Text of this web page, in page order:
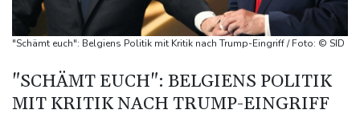
Württemberg
Selenskyj warnt in Belgrad vor Folgen russischer Angriffe für
Drohnen über Bundeswehrstandort in Nordrhein-Westfalen
gesichtet
"Schämt euch": Belgiens Politik mit Kritik nach Trump-Eingriff / Foto: © SID
"SCHÄMT EUCH": BELGIENS POLITIK
MIT KRITIK NACH TRUMP-EINGRIFF